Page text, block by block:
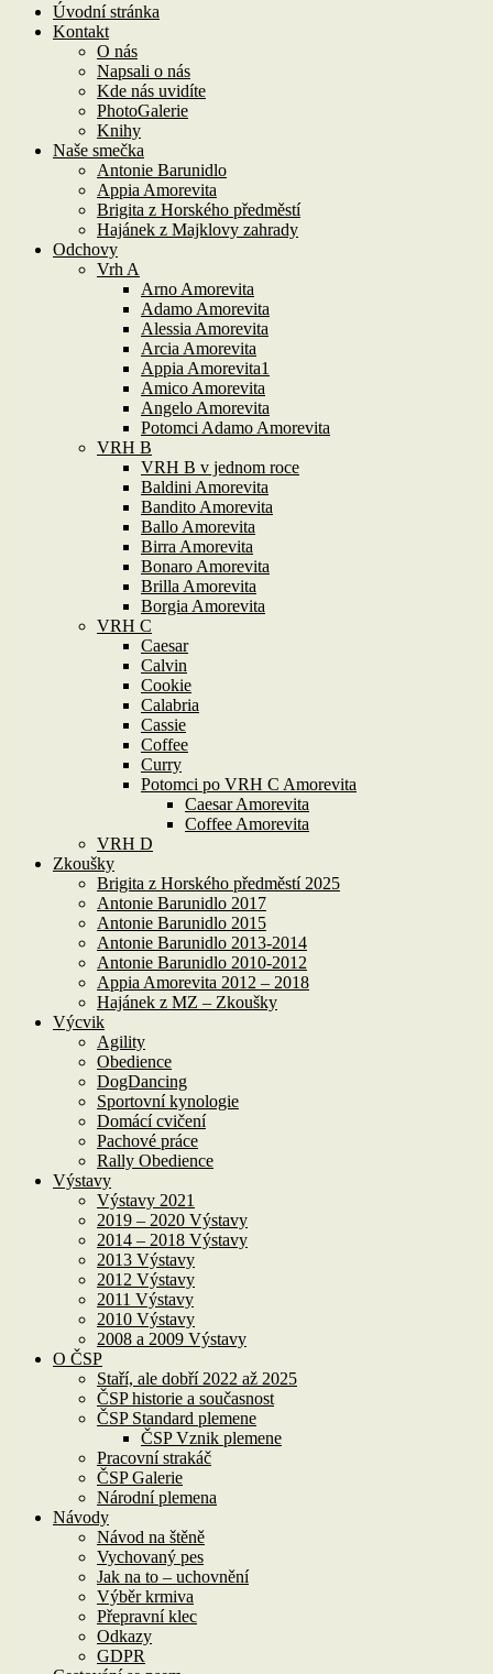
Úvodní stránka
Kontakt
O nás
Napsali o nás
Kde nás uvidíte
PhotoGalerie
Knihy
Naše smečka
Antonie Barunidlo
Appia Amorevita
Brigita z Horského předměstí
Hajánek z Majklovy zahrady
Odchovy
Vrh A
Arno Amorevita
Adamo Amorevita
Alessia Amorevita
Arcia Amorevita
Appia Amorevita1
Amico Amorevita
Angelo Amorevita
Potomci Adamo Amorevita
VRH B
VRH B v jednom roce
Baldini Amorevita
Bandito Amorevita
Ballo Amorevita
Birra Amorevita
Bonaro Amorevita
Brilla Amorevita
Borgia Amorevita
VRH C
Caesar
Calvin
Cookie
Calabria
Cassie
Coffee
Curry
Potomci po VRH C Amorevita
Caesar Amorevita
Coffee Amorevita
VRH D
Zkoušky
Brigita z Horského předměstí 2025
Antonie Barunidlo 2017
Antonie Barunidlo 2015
Antonie Barunidlo 2013-2014
Antonie Barunidlo 2010-2012
Appia Amorevita 2012 – 2018
Hajánek z MZ – Zkoušky
Výcvik
Agility
Obedience
DogDancing
Sportovní kynologie
Domácí cvičení
Pachové práce
Rally Obedience
Výstavy
Výstavy 2021
2019 – 2020 Výstavy
2014 – 2018 Výstavy
2013 Výstavy
2012 Výstavy
2011 Výstavy
2010 Výstavy
2008 a 2009 Výstavy
O ČSP
Staří, ale dobří 2022 až 2025
ČSP historie a současnost
ČSP Standard plemene
ČSP Vznik plemene
Pracovní strakáč
ČSP Galerie
Národní plemena
Návody
Návod na štěně
Vychovaný pes
Jak na to – uchovnění
Výběr krmiva
Přepravní klec
Odkazy
GDPR